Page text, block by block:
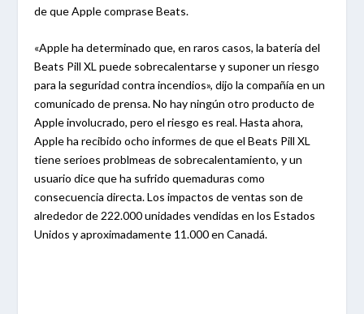
de que Apple comprase Beats.
«Apple ha determinado que, en raros casos, la batería del
Beats Pill XL puede sobrecalentarse y suponer un riesgo
para la seguridad contra incendios», dijo la compañía en un
comunicado de prensa. No hay ningún otro producto de
Apple involucrado, pero el riesgo es real. Hasta ahora,
Apple ha recibido ocho informes de que el Beats Pill XL
tiene serioes problmeas de sobrecalentamiento, y un
usuario dice que ha sufrido quemaduras como
consecuencia directa. Los impactos de ventas son de
alrededor de 222.000 unidades vendidas en los Estados
Unidos y aproximadamente 11.000 en Canadá.